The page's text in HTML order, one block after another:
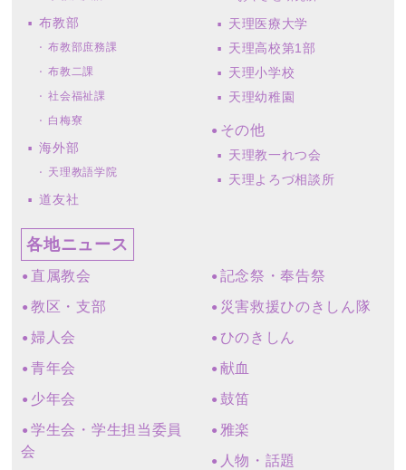
布教部
布教部庶務課
布教二課
社会福祉課
白梅寮
海外部
天理教語学院
道友社
天理医療大学
天理高校第1部
天理小学校
天理幼稚園
その他
天理教一れつ会
天理よろづ相談所
各地ニュース
直属教会
教区・支部
婦人会
青年会
少年会
学生会・学生担当委員
会
記念祭・奉告祭
災害救援ひのきしん隊
ひのきしん
献血
鼓笛
雅楽
人物・話題